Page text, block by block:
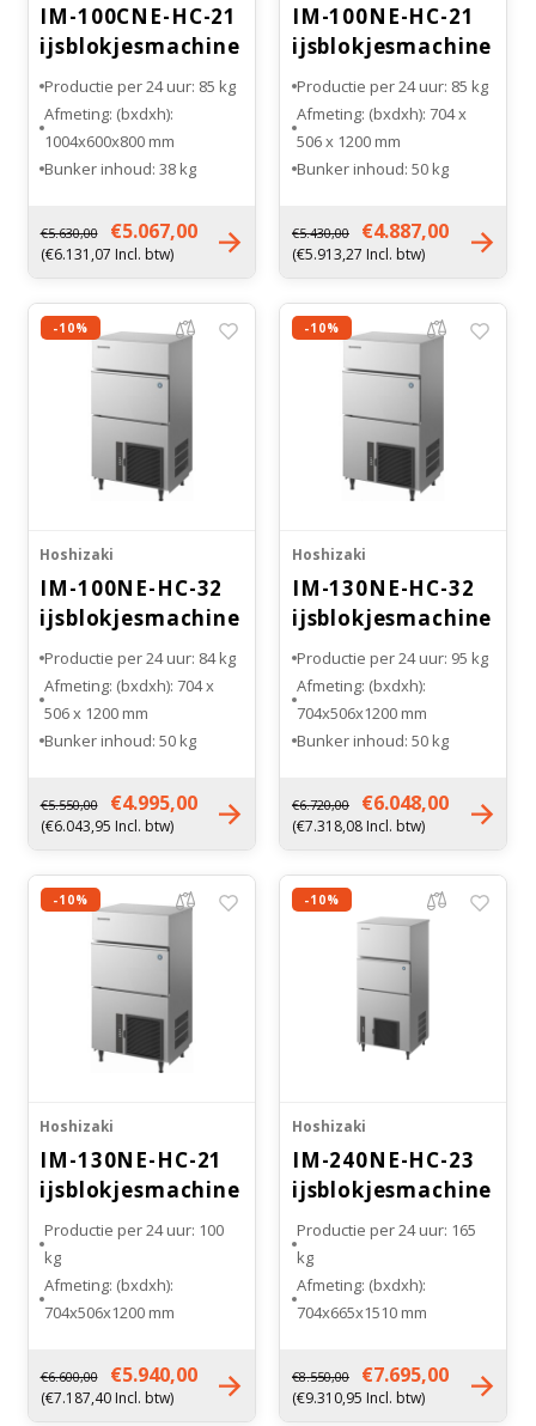
IM-100CNE-HC-21
ijsblokjesmachine
Productie per 24 uur: 85 kg
Afmeting: (bxdxh):
1004x600x800 mm
Bunker inhoud: 38 kg
(XS)
Gewicht: 77 kg
€5.630,00 €5.067,00
(€6.131,07 Incl. btw)
IM-100NE-HC-21
ijsblokjesmachine
Productie per 24 uur: 85 kg
Afmeting: (bxdxh): 704 x
506 x 1200 mm
Bunker inhoud: 50 kg
(XS)
Gewicht: 76 kg
€5.430,00 €4.887,00
(€5.913,27 Incl. btw)
-10%
Hoshizaki
IM-100NE-HC-32
ijsblokjesmachine
Productie per 24 uur: 84 kg
Afmeting: (bxdxh): 704 x
506 x 1200 mm
Bunker inhoud: 50 kg
Gewicht: 76 kg
€5.550,00 €4.995,00
(€6.043,95 Incl. btw)
-10%
Hoshizaki
IM-130NE-HC-32
ijsblokjesmachine
Productie per 24 uur: 95 kg
Afmeting: (bxdxh):
704x506x1200 mm
Bunker inhoud: 50 kg
Gewicht: 76 kg
€6.720,00 €6.048,00
(€7.318,08 Incl. btw)
-10%
Hoshizaki
IM-130NE-HC-21
ijsblokjesmachine
Productie per 24 uur: 100
kg
Afmeting: (bxdxh):
704x506x1200 mm
Maat ijsblokje: extra klein
(XS)
€6.600,00 €5.940,00
(€7.187,40 Incl. btw)
-10%
Hoshizaki
IM-240NE-HC-23
ijsblokjesmachine
Productie per 24 uur: 165
kg
Afmeting: (bxdxh):
704x665x1510 mm
Maat ijsblokje: middel (M)
Gewicht: 120 kg
€8.550,00 €7.695,00
(€9.310,95 Incl. btw)